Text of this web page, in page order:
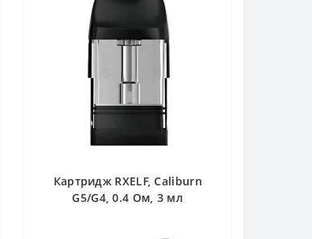
Картридж RXELF, Caliburn
G5/G4, 0.4 Ом, 3 мл